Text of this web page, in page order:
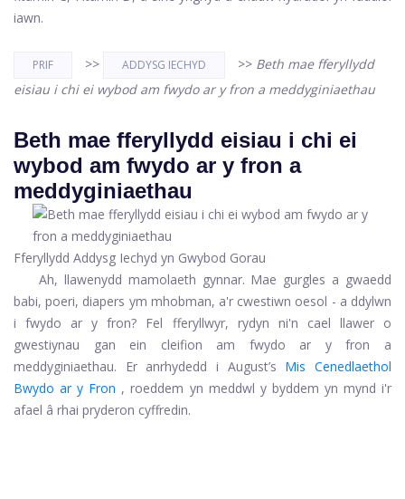
iawn.
PRIF >> ADDYSG IECHYD >> Beth mae fferyllydd
eisiau i chi ei wybod am fwydo ar y fron a meddyginiaethau
Beth mae fferyllydd eisiau i chi ei
wybod am fwydo ar y fron a
meddyginiaethau
Fferyllydd Addysg Iechyd yn Gwybod Gorau
Ah, llawenydd mamolaeth gynnar. Mae gurgles a gwaedd
babi, poeri, diapers ym mhobman, a'r cwestiwn oesol - a ddylwn
i fwydo ar y fron? Fel fferyllwyr, rydyn ni'n cael llawer o
gwestiynau gan ein cleifion am fwydo ar y fron a
meddyginiaethau. Er anrhydedd i August’s Mis Cenedlaethol
Bwydo ar y Fron , roeddem yn meddwl y byddem yn mynd i'r
afael â rhai pryderon cyffredin.